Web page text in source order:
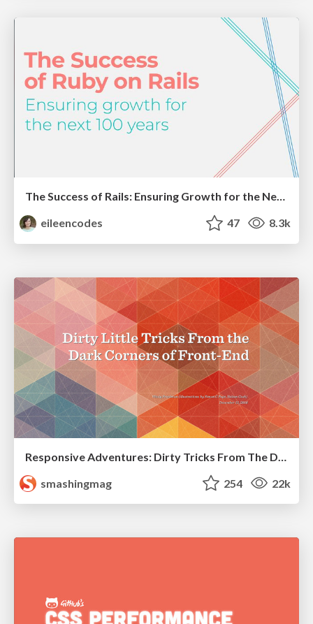
The Success of Rails: Ensuring Growth for the Next 100 Years
eileencodes
47 8.3k
smashingmag
254 22k